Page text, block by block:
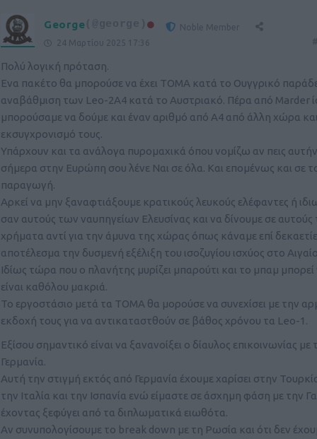
George
Noble Member
24 Μαρτίου 2025 17:36
Πολύ λογική πρόταση.
Ενα πακέτο θα μπορούσε να έχει ΤΟΜΑ κατά το Ουγγρικό
αναβάθμιση των Leo-2A4 κατά το Αυστριακό. Πέρα από Marder
μπορούσαμε να δούμε και έναν αριθμό από A4 από άλλη χώρα
εκσυγχρονισμό τους.
Υπάρχουν και τα ανάλογα πυρομαχικά όπου νομίζω αν πεις
σήμερα στην Ευρώπη σου λένε Ναι σε όλα. Και επομένως και σε
παραγωγή.
Αρκεί να μην ξαναφτιάξουμε κρατικούς λευκούς ελέφαντες ή
σαν αυτούς των ναυπηγείων Ελευσίνας και να δίνουμε σε αυτούς
χρήματα αντί για την άμυνα της χώρας όπως κάναμε επί
αποτέλεσμα την δυσμενή εξέλιξη του ισοζυγίου ισχύος στο
Ιδίως τώρα που ο πλανήτης μυρίζει μπαρούτι και το μπαμ
είναι καθόλου μακριά.
Το εργοστάσιο μετά τα TOMA θα μορούσε να συνεχίσει με την
εκδοχή τους για να αντικαταστθούν σε βάθος χρόνου τα Leo-1.
Εξίσου σημαντικό είναι να ξανανοίξει ο δίαυλος επικοινωνίας με
Γερμανία.
Αυτή την στιγμή εκτός από Γερμανία έχουμε χαρίσει στην
την Ιταλία και την Ισπανία ενώ είμαστε σε άσχημη φάση με την
έχοντας ξεφύγει από τα διπλωματικά ειωθότα.
Αν συνυπολογίσουμε το break down με τη Ρωσία και ότι δεν